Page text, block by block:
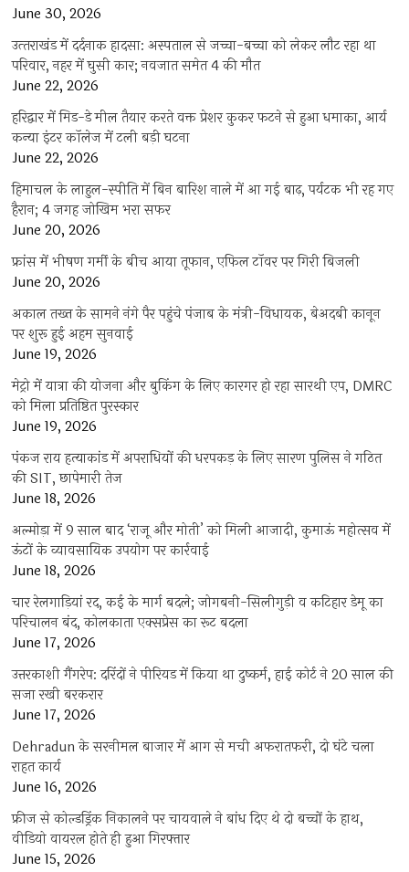
June 30, 2026
उत्‍तराखंड में दर्दनाक हादसा: अस्पताल से जच्चा-बच्चा को लेकर लौट रहा था
परिवार, नहर में घुसी कार; नवजात समेत 4 की मौत
June 22, 2026
हरिद्वार में मिड-डे मील तैयार करते वक्त प्रेशर कुकर फटने से हुआ धमाका, आर्य
कन्या इंटर कॉलेज में टली बड़ी घटना
June 22, 2026
हिमाचल के लाहुल-स्पीति में बिन बारिश नाले में आ गई बाढ़, पर्यटक भी रह गए
हैरान; 4 जगह जोखिम भरा सफर
June 20, 2026
फ्रांस में भीषण गर्मी के बीच आया तूफान, एफिल टॉवर पर गिरी बिजली
June 20, 2026
अकाल तख्त के सामने नंगे पैर पहुंचे पंजाब के मंत्री-विधायक, बेअदबी कानून
पर शुरू हुई अहम सुनवाई
June 19, 2026
मेट्रो में यात्रा की योजना और बुकिंग के लिए कारगर हो रहा सारथी एप, DMRC
को मिला प्रतिष्ठित पुरस्कार
June 19, 2026
पंकज राय हत्याकांड में अपराधियों की धरपकड़ के लिए सारण पुलिस ने गठित
की SIT, छापेमारी तेज
June 18, 2026
अल्मोड़ा में 9 साल बाद ‘राजू और मोती’ को मिली आजादी, कुमाऊं महोत्सव में
ऊंटों के व्यावसायिक उपयोग पर कार्रवाई
June 18, 2026
चार रेलगाड़ियां रद, कई के मार्ग बदले; जोगबनी-सिलीगुड़ी व कटिहार डेमू का
परिचालन बंद, कोलकाता एक्सप्रेस का रूट बदला
June 17, 2026
उत्तरकाशी गैंगरेप: दरिंदों ने पीरियड में किया था दुष्कर्म, हाई कोर्ट ने 20 साल की
सजा रखी बरकरार
June 17, 2026
Dehradun के सरनीमल बाजार में आग से मची अफरातफरी, दो घंटे चला
राहत कार्य
June 16, 2026
फ्रीज से कोल्डड्रिंक निकालने पर चायवाले ने बांध दिए थे दो बच्चों के हाथ,
वीडियो वायरल होते ही हुआ गिरफ्तार
June 15, 2026